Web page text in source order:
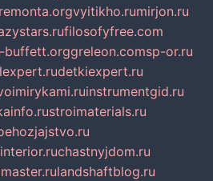
vyitikho.rumirjon.ru
filosofyfree.com
buffett.orggreleon.comsp-or.ru
detkiexpert.ru
instrumentgid.ru
stroimaterials.ru
chastnyjdom.ru
landshaftblog.ru